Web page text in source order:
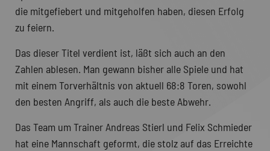
die mitgefiebert und mitgeholfen haben, diesen Erfolg
zu feiern.
Das dieser Titel verdient ist, läßt sich auch an den
Zahlen ablesen. Man gewann bisher alle Spiele und hat
mit einem Torverhältnis von aktuell 68:8 Toren, sowohl
den besten Angriff, als auch die beste Abwehr.
Das Team um Trainer Andreas Stierl und Felix Schmieder
hat eine Mannschaft geformt, die stolz auf das Erreichte